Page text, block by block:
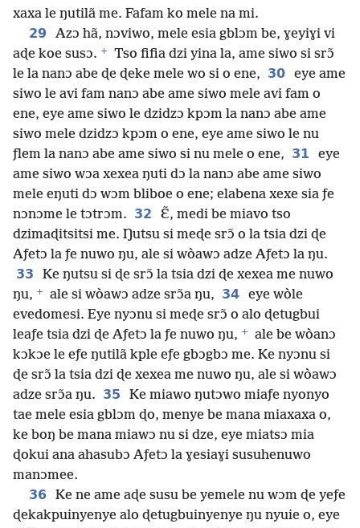
xaxa le ŋutilã me. Fafam ko mele na mi.
29
Azɔ hã, nɔviwo, mele esia gblɔm be, ɣeyiɣi vi
aɖe koe susɔ. +
Tso fifia dzi yina la, ame siwo si srɔ̃
le la nanɔ abe ɖe ɖeke mele wo si o ene, 30 eye ame
siwo le avi fam nanɔ abe ame siwo mele avi fam o
ene, eye ame siwo le dzidzɔ kpɔm la nanɔ abe ame
siwo mele dzidzɔ kpɔm o ene, eye ame siwo le nu
ƒlem la nanɔ abe ame siwo si nu mele o ene, 31
eye
ame siwo wɔa xexea ŋuti dɔ la nanɔ abe ame siwo
mele eŋuti dɔ wɔm bliboe o ene; elabena xexe sia ƒe
nɔnɔme le tɔtrɔm. 32
Ɛ̃, medi be miavo tso
dzimaɖitsitsi me. Ŋutsu si meɖe srɔ̃ o la tsia dzi ɖe
Aƒetɔ la ƒe nuwo ŋu, ale si wòawɔ adze Aƒetɔ la ŋu.
33
Ke ŋutsu si ɖe srɔ̃ la tsia dzi ɖe xexea me nuwo
ŋu, + ale si wòawɔ adze srɔ̃a ŋu, 34 eye wòle
evedomesi. Eye nyɔnu si meɖe srɔ̃ o alo ɖetugbui
leaƒe tsia dzi ɖe Aƒetɔ la ƒe nuwo ŋu, +
ale be wòanɔ
kɔkɔe le eƒe ŋutilã kple eƒe gbɔgbɔ me. Ke nyɔnu si
ɖe srɔ̃ la tsia dzi ɖe xexea me nuwo ŋu, ale si wòawɔ
adze srɔ̃a ŋu. 35
Ke miawo ŋutɔwo miaƒe nyonyo
tae mele esia gblɔm ɖo, menye be mana miaxaxa o,
ke boŋ be mana miawɔ nu si dze, eye miatsɔ mia
ɖokui ana ahasubɔ Aƒetɔ la ɣesiaɣi susuhenuwo
manɔmee.
36 Ke ne ame aɖe susu be yemele nu wɔm ɖe yeƒe
ɖekakpuinyenye alo ɖetugbuinyenye ŋu nyuie o, eye